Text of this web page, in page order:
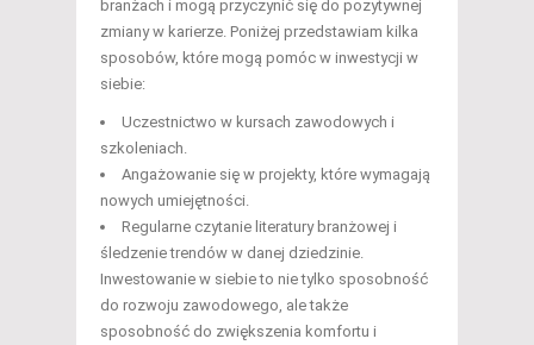
branżach i mogą przyczynić się do pozytywnej
zmiany w karierze. Poniżej przedstawiam kilka
sposobów, które mogą pomóc w inwestycji w
siebie:
Uczestnictwo w kursach zawodowych i
szkoleniach.
Angażowanie się w projekty, które wymagają
nowych umiejętności.
Regularne czytanie literatury branżowej i
śledzenie trendów w danej dziedzinie.
Inwestowanie w siebie to nie tylko sposobność
do rozwoju zawodowego, ale także
sposobność do zwiększenia komfortu i